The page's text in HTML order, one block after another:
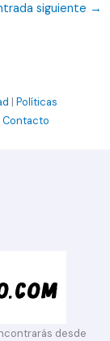
siguiente →
| Políticas
Contacto
desde